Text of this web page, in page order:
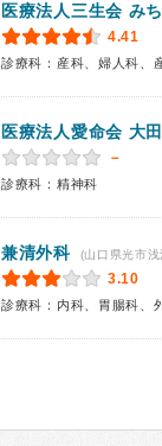
医療法人三生会 み
4.41
診療科：産科、婦人科、
医療法人愛命会 大
－
診療科：精神科
兼清外科 (山口県光市浅
3.10
診療科：内科、胃腸科、